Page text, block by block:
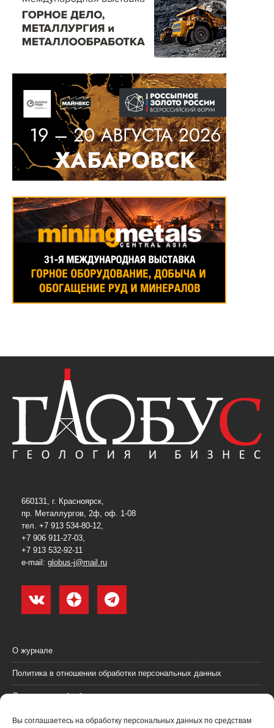
Вы соглашаетесь на обработку персональных данных по средствам
660131, г. Красноярск,
пр. Металлургов, 2ф, оф. 1-08
тел. +7 913 534-80-12,
+7 906 911-27-03,
+7 913 532-92-11
e-mail: globus-j@mail.ru
О журнале
Политика в отношении обработки персональных данных
Согласие на обработку персональных данных
Пользовательское соглашение (оферта)